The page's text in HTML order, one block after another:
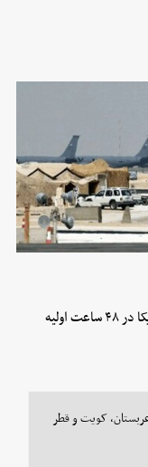
بنا براین گزارش، دستکم ۹ پایگاه یا سایت نظامی آمریکا در ۴۸ ساعت اولیه
کویت و قطر